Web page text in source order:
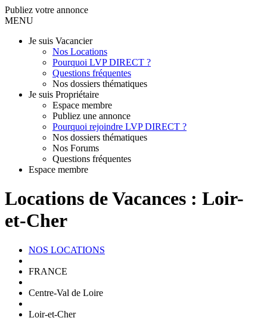
Publiez votre annonce
MENU
Je suis Vacancier
Nos Locations
Pourquoi LVP DIRECT ?
Questions fréquentes
Nos dossiers thématiques
Je suis Propriétaire
Espace membre
Publiez une annonce
Pourquoi rejoindre LVP DIRECT ?
Nos dossiers thématiques
Nos Forums
Questions fréquentes
Espace membre
Locations de Vacances : Loir-
et-Cher
NOS LOCATIONS
FRANCE
Centre-Val de Loire
Loir-et-Cher